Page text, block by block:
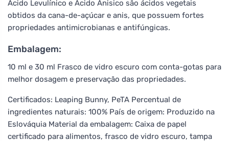
Ácido Levulínico e Ácido Anisico são ácidos vegetais
obtidos da cana-de-açúcar e anis, que possuem fortes
propriedades antimicrobianas e antifúngicas.
Embalagem:
10 ml e 30 ml Frasco de vidro escuro com conta-gotas para
melhor dosagem e preservação das propriedades.
Certificados: Leaping Bunny, PeTA Percentual de
ingredientes naturais: 100% País de origem: Produzido na
Eslováquia Material da embalagem: Caixa de papel
certificado para alimentos, frasco de vidro escuro, tampa